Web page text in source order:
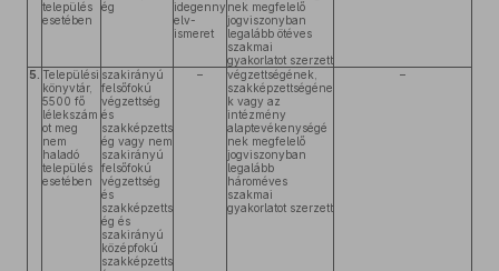
település
esetében
ég
idegenny
elv-
ismeret
nek megfelelő
jogviszonyban
legalább ötéves
szakmai
gyakorlatot szerzett
5. Települési
könyvtár,
5500 fő
lélekszám
ot meg
nem
haladó
település
esetében
szakirányú
felsőfokú
végzettség
és
szakképzetts
ég vagy nem
szakirányú
felsőfokú
végzettség
és
szakképzetts
ég és
szakirányú
középfokú
szakképzetts
–
végzettségének,
szakképzettségéne
k vagy az
intézmény
alaptevékenységé
nek megfelelő
jogviszonyban
legalább
hároméves
szakmai
gyakorlatot szerzett
–